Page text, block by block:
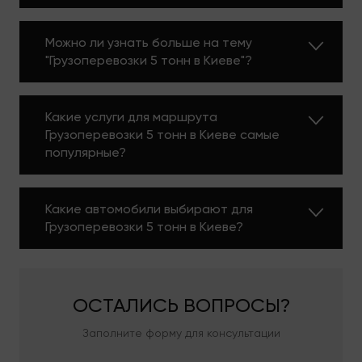
автотранспортных средств имеем необходимый
автотранспорт с квалифицированным и
профессиональным персоналом.
Обладаем многолетним успешным опытом
работы, огромным количеством машин,
предлагаем множество дополнительных услуг,
индивидуально подходим к заказам. Доставляем
грузы максимально оперативно, в полной
сервиса. При этом гарантируем самые
демократичные тарифы на грузоперевозки 5
тонн.
Собственный
Автопарк
Можно ли узнать больше на тему
"Грузоперевозки 5 тонн в Киеве"?
Какие услуги для маршрута
Грузоперевозки 5 тонн в Киеве самые
популярные?
Какие автомобили выбирают для
Грузоперевозки 5 тонн в Киеве?
ОСТАЛИСЬ ВОПРОСЫ?
Заполните форму для консультации